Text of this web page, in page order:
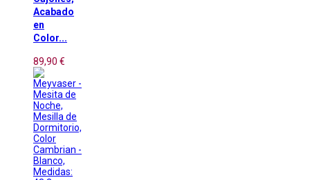
Acabado
en
Color...
89,90 €